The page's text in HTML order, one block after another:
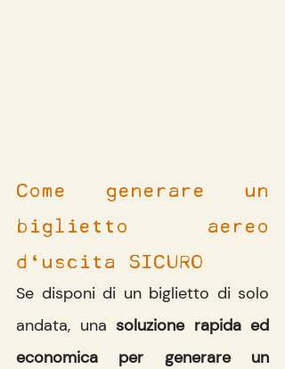
Come generare un
biglietto aereo
d'uscita SICURO
Se disponi di un biglietto di solo
andata, una soluzione rapida ed
economica per generare un